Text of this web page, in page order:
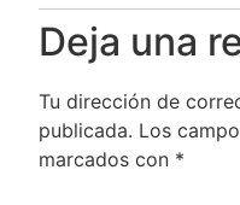
Deja una
Tu dirección de
publicada. Los
marcados con *